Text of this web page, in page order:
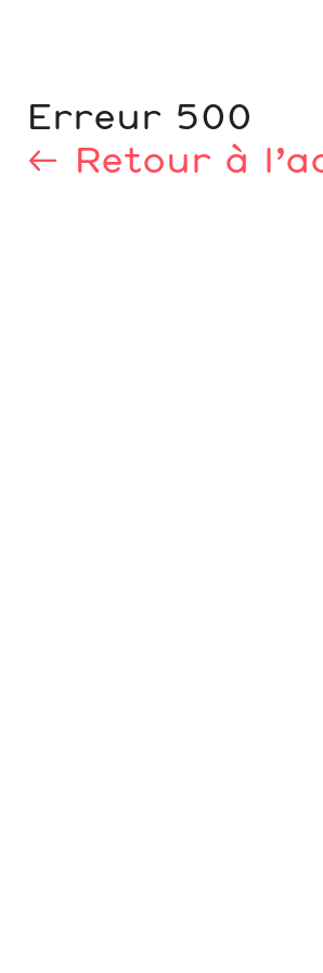
Erreur 500
← Retour à